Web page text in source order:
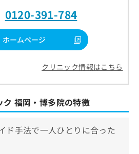
0120-391-784
ホームページ
クリニック情報はこちら
福岡・博多院の特徴
ド手法で一人ひとりに合った